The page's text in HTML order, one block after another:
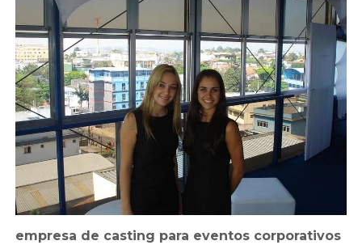
empresa de casting para eventos corporativos